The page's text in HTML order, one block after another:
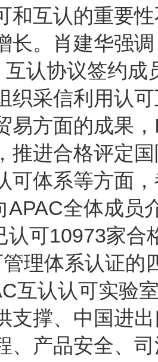
和互认的重要
长。肖建华强
互认协议签约成
织采信利用认
易方面的成果，
推进合格评定
可体系等方面
APAC全体成员
认可10973家合
理体系认证的
互认认可实验
支撑、中国进
、产品安全、